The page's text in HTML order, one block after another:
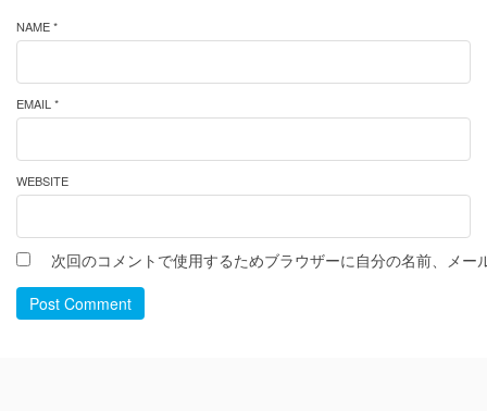
NAME *
EMAIL *
WEBSITE
次回のコメントで使用するためブラウザーに自分の名前、メー
Post Comment